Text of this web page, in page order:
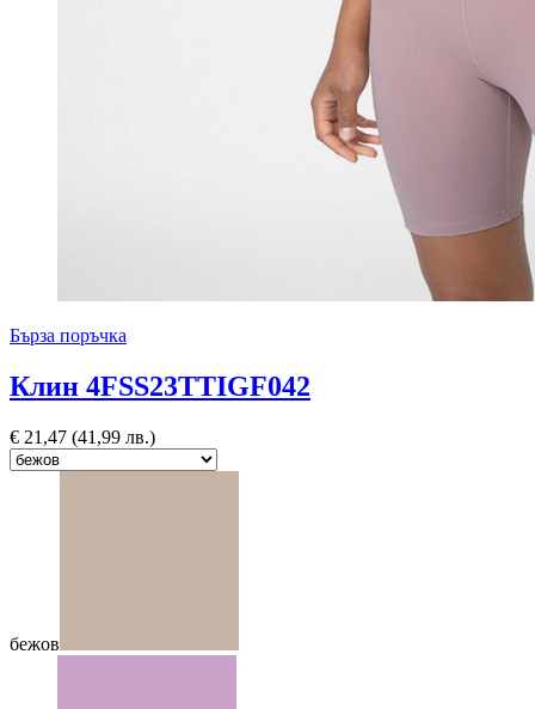
Бърза поръчка
Клин 4FSS23TTIGF042
€ 21,47 (41,99 лв.)
бежов